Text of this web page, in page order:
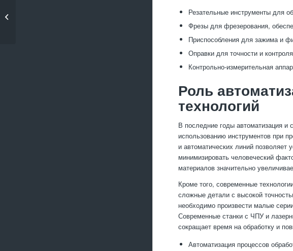
Резательные инструменты для
Фрезы для фрезерования,
Приспособления для зажима и
Оправки для точности и
Контрольно-измерительная
Роль
технологий
В последние годы автоматизация и
использованию инструментов при
и автоматических линий позволяет
минимизировать человеческий
материалов значительно
Кроме того, современные
сложные детали с высокой
необходимо произвести малые
Современные станки с ЧПУ и
сокращает время на обработку и
Автоматизация процессов